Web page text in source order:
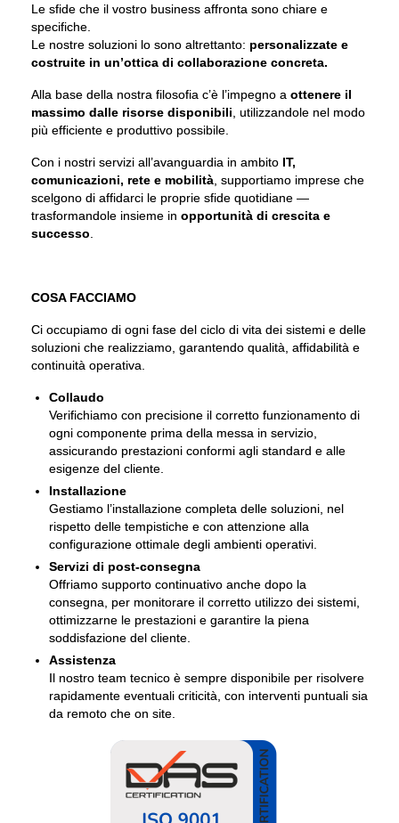
CONTATTI
Le sfide che il vostro business affronta sono chiare e
specifiche.
Le nostre soluzioni lo sono altrettanto: personalizzate e
costruite in un’ottica di collaborazione concreta.
Alla base della nostra filosofia c’è l’impegno a ottenere il
massimo dalle risorse disponibili , utilizzandole nel modo
più efficiente e produttivo possibile.
Con i nostri servizi all’avanguardia in ambito IT,
comunicazioni, rete e mobilità , supportiamo imprese che
scelgono di affidarci le proprie sfide quotidiane —
trasformandole insieme in opportunità di crescita e
successo
COSA FACCIAMO
Ci occupiamo di ogni fase del ciclo di vita dei sistemi e delle
soluzioni che realizziamo, garantendo qualità, affidabilità e
continuità operativa.
Collaudo
Verifichiamo con precisione il corretto funzionamento di
ogni componente prima della messa in servizio,
assicurando prestazioni conformi agli standard e alle
esigenze del cliente.
Installazione
Gestiamo l’installazione completa delle soluzioni, nel
rispetto delle tempistiche e con attenzione alla
configurazione ottimale degli ambienti operativi.
Servizi di post-consegna
Offriamo supporto continuativo anche dopo la
consegna, per monitorare il corretto utilizzo dei sistemi,
ottimizzarne le prestazioni e garantire la piena
soddisfazione del cliente.
Assistenza
Il nostro team tecnico è sempre disponibile per risolvere
rapidamente eventuali criticità, con interventi puntuali sia
da remoto che on site.